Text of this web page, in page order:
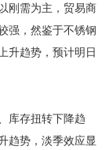
刚需为主，贸易商
强，然鉴于不锈钢
升趋势，预计明日
库存扭转下降趋
趋势，淡季效应显